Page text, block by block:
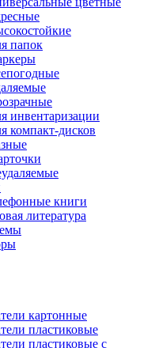
папок
инвентаризации
компакт-дисков
книги
литература
картонные
пластиковые
пластиковые с